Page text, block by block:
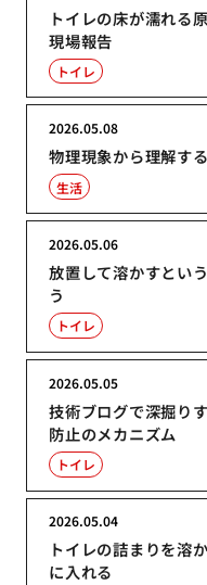
トイレの床が濡れる
現場報告
トイレ
物理現象から理解す
2026.05.08
生活
放置して溶かすとい
う
2026.05.06
トイレ
技術ブログで深掘り
防止のメカニズム
2026.05.05
トイレ
トイレの詰まりを溶
に入れる
2026.05.04